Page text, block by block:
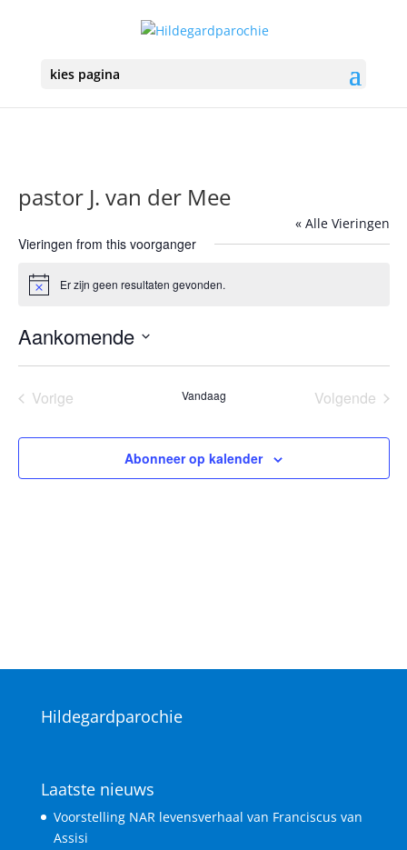
kies pagina
pastor J. van der Mee
« Alle Vieringen
Vieringen from this voorganger
BerichtEr zijn geen resultaten gevonden.
Aankomende
datum.
Vorige
Vandaag
Volgende
Abonneer op kalender
Hildegardparochie
Laatste nieuws
Voorstelling NAR levensverhaal van Franciscus van
Assisi